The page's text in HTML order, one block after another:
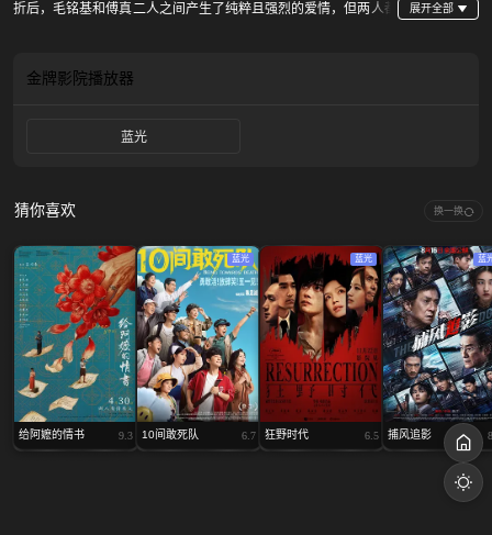
折后，毛铭基和傅真二人之间产生了纯粹且强烈的爱情，但两人都
金牌影院播放器
蓝光
猜你喜欢 换一换
给阿嬷的情书 9.3
蓝光
10间敢死队 6.7
蓝光
狂野时代 6.5
蓝
捕风追影